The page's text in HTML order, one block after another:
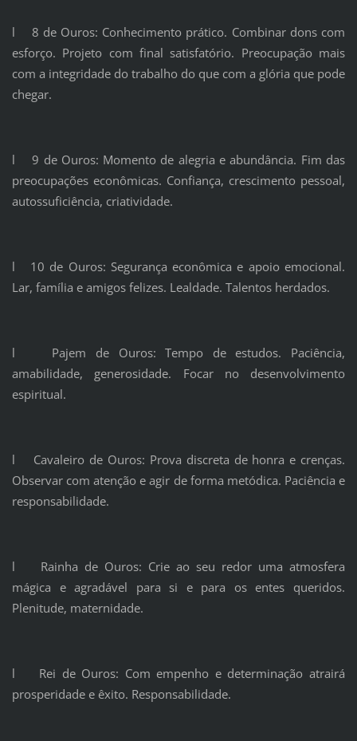
l 8 de Ouros: Conhecimento prático. Combinar dons com
esforço. Projeto com final satisfatório. Preocupação mais
com a integridade do trabalho do que com a glória que pode
chegar.
l 9 de Ouros: Momento de alegria e abundância. Fim das
preocupações econômicas. Confiança, crescimento pessoal,
autossuficiência, criatividade.
l 10 de Ouros: Segurança econômica e apoio emocional.
Lar, família e amigos felizes. Lealdade. Talentos herdados.
l Pajem de Ouros: Tempo de estudos. Paciência,
amabilidade, generosidade. Focar no desenvolvimento
espiritual.
l Cavaleiro de Ouros: Prova discreta de honra e crenças.
Observar com atenção e agir de forma metódica. Paciência e
responsabilidade.
l Rainha de Ouros: Crie ao seu redor uma atmosfera
mágica e agradável para si e para os entes queridos.
Plenitude, maternidade.
l Rei de Ouros: Com empenho e determinação atrairá
prosperidade e êxito. Responsabilidade.